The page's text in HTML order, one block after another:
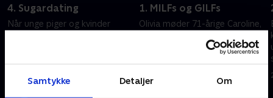
Samtykke Detaljer Om
4. Sugardating
Når unge piger og kvinder
1. MILFs og GILFs
Olivia møder 71-årige Caroline,
indhold til kunder, der er